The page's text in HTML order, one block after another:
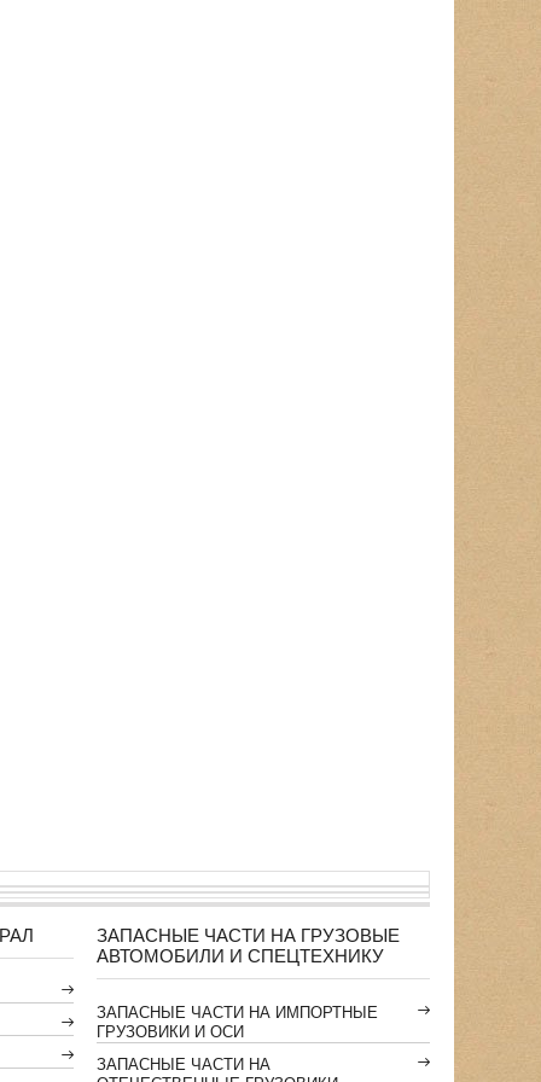
ЗАПАСНЫЕ ЧАСТИ НА ГРУЗОВЫЕ
АВТОМОБИЛИ И СПЕЦТЕХНИКУ
ЗАПАСНЫЕ ЧАСТИ НА ИМПОРТНЫЕ
ГРУЗОВИКИ И ОСИ
ЗАПАСНЫЕ ЧАСТИ НА